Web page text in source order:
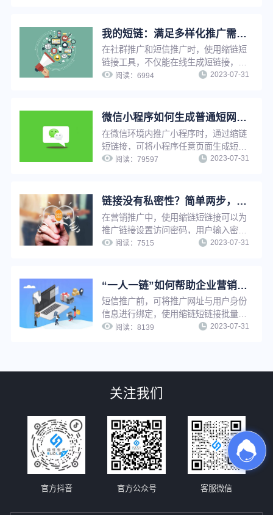
我的短链：满足多样化推广需求，实现短链接在线管理，方便快捷
在社群推广和短信推广时，使用缩链短
链接工具，不仅能在线生成短链接，还
能给短链接设置有效期、设置访问密
实现推广短链在线管理，提升工作效
率。
阅读：6994 2023-07-31
微信小程序如何生成普通短网址？
在微信环境内推广小程序时，通过缩链
短链接，可将小程序任意页面生成短
链，用户点击短链接后可快速跳转至小
满足多种推广需求。
阅读：79597 2023-07-31
链接没有私密性？简单两步，告别隐私泄露与安全问题
在营销推广中，使用缩链短链接可以为
推广链接设置访问密码，用户输入密码
后方可访问，实现特定内容向特定用户
阅读：7515 2023-07-31
“一人一链”如何帮助企业营销推广提升转化效果？
短信推广前，可将推广网址与用户身份
信息进行绑定，使用缩链短链接批量生
成或API生成功能将推广网址生成为一
效提升短信推广转化效果。
阅读：8139 2023-07-31
关注我们
官方抖音 官方公众号 客服微信